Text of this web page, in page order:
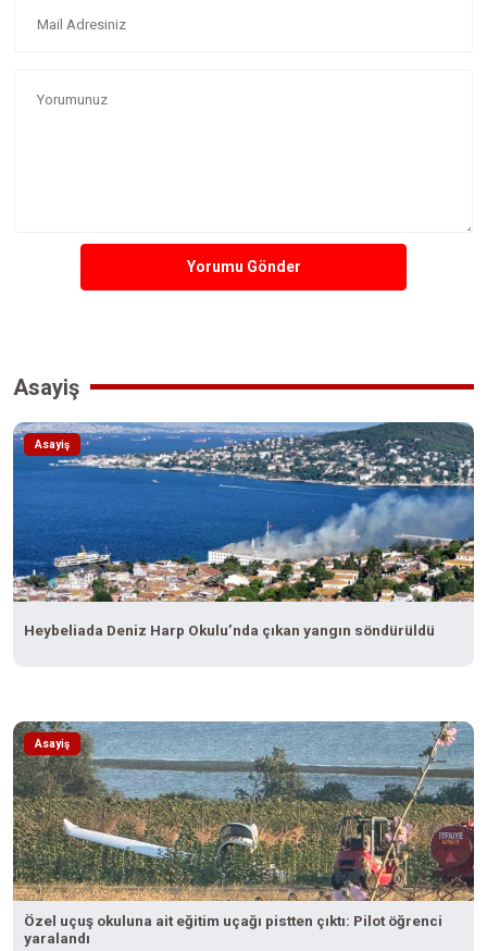
Yorumu Gönder
Asayiş
Asayiş
Heybeliada Deniz Harp Okulu’nda çıkan yangın söndürüldü
Asayiş
Özel uçuş okuluna ait eğitim uçağı pistten çıktı: Pilot öğrenci
yaralandı